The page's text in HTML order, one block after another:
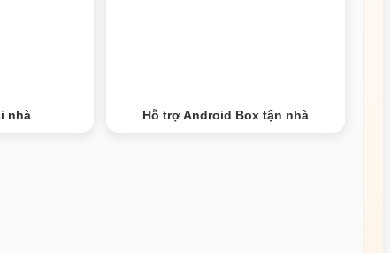
nhà Hỗ trợ Android Box tận nhà